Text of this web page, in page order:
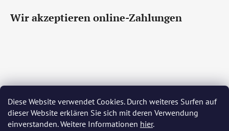
Diese Website verwendet Cookies. Durch weiteres Surfen auf
dieser Website erklären Sie sich mit deren Verwendung
einverstanden. Weitere Informationen hier.
Wir akzeptieren online-Zahlungen
Čeština Slovenčina English Deutsch Magyar
Język polski Română Italiano Español Français
Português Български Hrvatski Slovenščina